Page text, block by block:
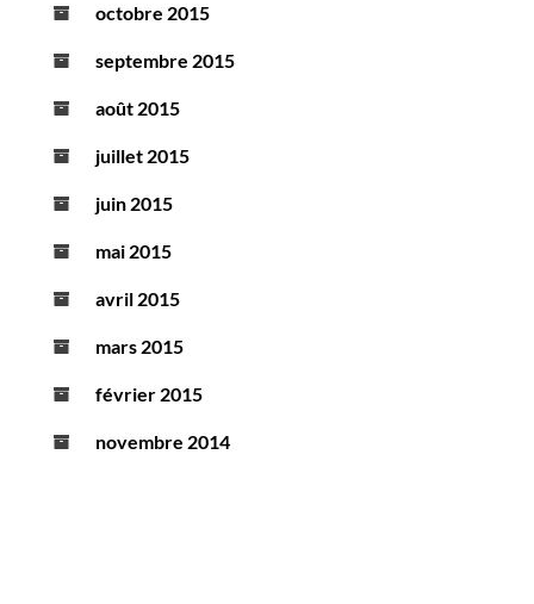
octobre 2015
septembre 2015
août 2015
juillet 2015
juin 2015
mai 2015
avril 2015
mars 2015
février 2015
novembre 2014